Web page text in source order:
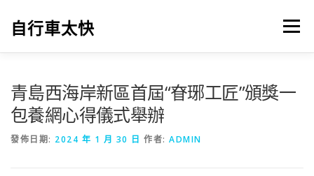
自行車太快 選單
青島西海岸新區首屆“眘琊工匠”頒獎一
包養網心得儀式舉辦
發佈日期: 2024 年 1 月 30 日 作者: ADMIN